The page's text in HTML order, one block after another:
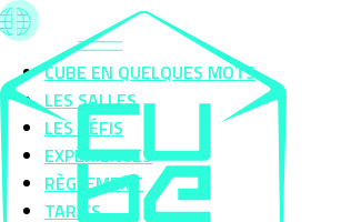
CUBE EN QUELQUES MOTS
LES SALLES
LES DÉFIS
EXPÉRIENCES
RÈGLEMENT
TARIFS